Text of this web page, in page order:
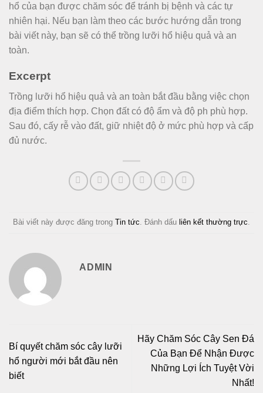
hổ của bạn được chăm sóc để tránh bị bệnh và các tự
nhiên hại. Nếu bạn làm theo các bước hướng dẫn trong
bài viết này, bạn sẽ có thể trồng lưỡi hổ hiệu quả và an
toàn.
Excerpt
Trồng lưỡi hổ hiệu quả và an toàn bắt đầu bằng việc chọn
địa điểm thích hợp. Chọn đất có độ ẩm và độ ph phù hợp.
Sau đó, cấy rễ vào đất, giữ nhiệt độ ở mức phù hợp và cấp
đủ nước.
Bài viết này được đăng trong Tin tức. Đánh dấu liên kết thường trực.
ADMIN
Bí quyết chăm sóc cây lưỡi
hổ người mới bắt đầu nên
biết
Hãy Chăm Sóc Cây Sen Đá
Của Bạn Để Nhận Được
Những Lợi Ích Tuyệt Vời
Nhất!